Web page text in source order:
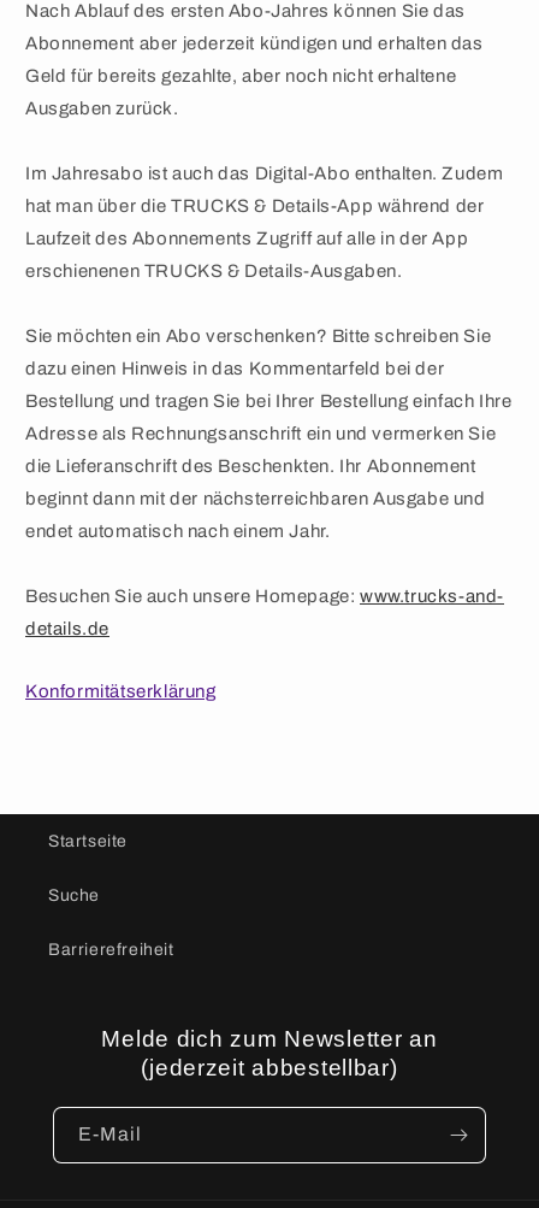
Nach Ablauf des ersten Abo-Jahres können Sie das
Abonnement aber jederzeit kündigen und erhalten das
Geld für bereits gezahlte, aber noch nicht erhaltene
Ausgaben zurück.
Im Jahresabo ist auch das Digital-Abo enthalten. Zudem
hat man über die TRUCKS & Details-App während der
Laufzeit des Abonnements Zugriff auf alle in der App
erschienenen TRUCKS & Details-Ausgaben.
Sie möchten ein Abo verschenken? Bitte schreiben Sie
dazu einen Hinweis in das Kommentarfeld bei der
Bestellung und tragen Sie bei Ihrer Bestellung einfach Ihre
Adresse als Rechnungsanschrift ein und vermerken Sie
die Lieferanschrift des Beschenkten. Ihr Abonnement
beginnt dann mit der nächsterreichbaren Ausgabe und
endet automatisch nach einem Jahr.
Besuchen Sie auch unsere Homepage:www.trucks-and-
details.de
Konformitätserklärung
Startseite
Suche
Barrierefreiheit
Melde dich zum Newsletter an
(jederzeit abbestellbar)
E-Mail